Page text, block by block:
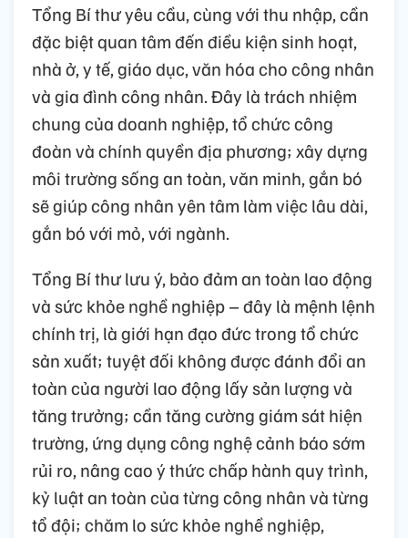
Tổng Bí thư yêu cầu, cùng với thu nhập, cần
đặc biệt quan tâm đến điều kiện sinh hoạt,
nhà ở, y tế, giáo dục, văn hóa cho công nhân
và gia đình công nhân. Đây là trách nhiệm
chung của doanh nghiệp, tổ chức công
đoàn và chính quyền địa phương; xây dựng
môi trường sống an toàn, văn minh, gắn bó
sẽ giúp công nhân yên tâm làm việc lâu dài,
gắn bó với mỏ, với ngành.
Tổng Bí thư lưu ý, bảo đảm an toàn lao động
và sức khỏe nghề nghiệp – đây là mệnh lệnh
chính trị, là giới hạn đạo đức trong tổ chức
sản xuất; tuyệt đối không được đánh đổi an
toàn của người lao động lấy sản lượng và
tăng trưởng; cần tăng cường giám sát hiện
trường, ứng dụng công nghệ cảnh báo sớm
rủi ro, nâng cao ý thức chấp hành quy trình,
kỷ luật an toàn của từng công nhân và từng
tổ đội; chăm lo sức khỏe nghề nghiệp,